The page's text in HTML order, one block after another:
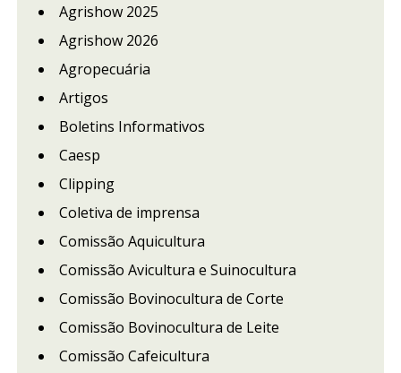
Agrishow 2025
Agrishow 2026
Agropecuária
Artigos
Boletins Informativos
Caesp
Clipping
Coletiva de imprensa
Comissão Aquicultura
Comissão Avicultura e Suinocultura
Comissão Bovinocultura de Corte
Comissão Bovinocultura de Leite
Comissão Cafeicultura